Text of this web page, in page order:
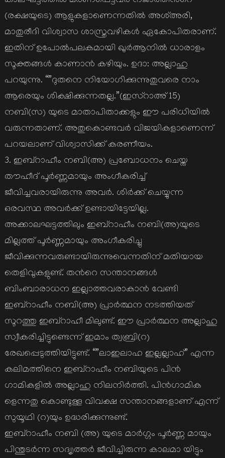
(രക്ഷയുടെ) ആളുകളാണെന്നതില്‍ അശ്അരി,
മാതുരീദി വിശ്വാസ ശാസ്ത്രവഴികള്‍ ഏകോപിതരാണ്.
ഇതിന് ഉപോല്‍പലകമായി ഖുര്‍ആനില്‍ ധാരാളം
സൂക്തങ്ങള്‍ കാണാന്‍ കഴിയും. ഉദാ: അല്ലാഹു
പറയുന്നു. “”ദുതനെ നിയോഗിക്കുന്നുതുവരെ നാം
ആരെയും ശിക്ഷിക്കുന്നതല്ല.”(ഇസ്റാഅ് 15)
നബി(സ) യുടെ മാതാപിതാക്കളും ഈ പരിധിയില്‍
വരുന്നതാണ്. അതുകൊണ്ടവര്‍ വിജയികളാണെന്ന്
പറയലാണ് വിശ്വാസിക്ക് കരണീയം.
3. ഇബ്റാഹീം നബി(അ) പ്രബോധനം ചെയ്ത
തൗഹീദ് പൂര്‍ണ്ണമായും അംഗീകരിച്ച്
ജീവിച്ചവരായിരുന്നു അവര്‍. ശിര്‍ക്ക് ചെയ്യുന്ന
ഒരവസ്ഥ അവര്‍ക്ക് ഉണ്ടായിട്ടേയില്ല.
അക്കാലഘട്ടത്തിലും ഇബ്റാഹീം നബി(അ)യുടെ
മില്ലത്ത് പൂര്‍ണ്ണമായും അംഗീകരിച്ചു
ജീവിക്കുന്നവരുണ്ടായിരുന്നുവെന്നതിന് മതിയായ
തെളിവുകളുണ്ട്. തന്‍റെ സന്താനങ്ങള്‍
ബിംബാരാധന ഇല്ലാത്തവരാകാന്‍ വേണ്ടി
ഇബ്റാഹീം നബി(അ) പ്രാര്‍ത്ഥന നടത്തിയത്
സൂറത്തു ഇബ്റാഹീ മിലുണ്ട്. ഈ പ്രാര്‍ത്ഥന അല്ലാഹു
സ്വീകരിച്ചിട്ടുണ്ടെന്ന് ഇമാം ത്വബ്രി(റ)
രേഖപ്പെടുത്തിയിട്ടുണ്ട്. “”ലാഇലാഹ ഇല്ലല്ലാഹ്” എന്ന
കലിമത്തിനെ ഇബ്റാഹീം നബിയുടെ പിന്‍
ഗാമികളില്‍ അല്ലാഹു നിലനിര്‍ത്തി. പിന്‍ഗാമിക
ളെന്നതു കൊണ്ടുള്ള വിവക്ഷ സന്താനങ്ങളാണ് എന്ന്
സുയൂഥി (റ)യും ഉദ്ധരിക്കുന്നുണ്ട്.
ഇബ്റാഹീം നബി (അ) യുടെ മാര്‍ഗ്ഗം പൂര്‍ണ്ണ മായും
പിന്തുടര്‍ന്ന സദ്വൃത്തര്‍ ജീവിച്ചിരുന്ന കാലമാ യിട്ടും